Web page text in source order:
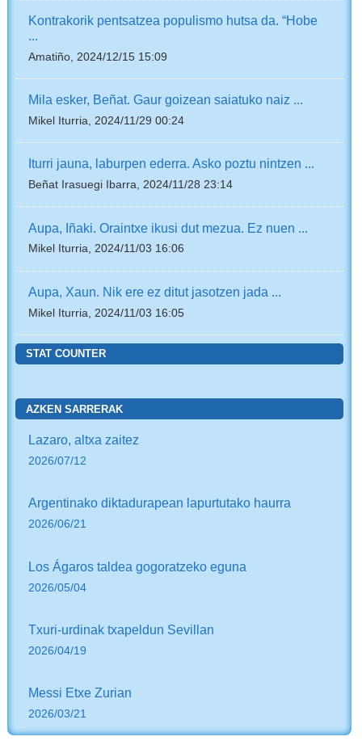
Kontrakorik pentsatzea populismo hutsa da. “Hobe
...
Amatiño, 2024/12/15 15:09
Mila esker, Beñat. Gaur goizean saiatuko naiz ...
Mikel Iturria, 2024/11/29 00:24
Iturri jauna, laburpen ederra. Asko poztu nintzen ...
Beñat Irasuegi Ibarra, 2024/11/28 23:14
Aupa, Iñaki. Oraintxe ikusi dut mezua. Ez nuen ...
Mikel Iturria, 2024/11/03 16:06
Aupa, Xaun. Nik ere ez ditut jasotzen jada ...
Mikel Iturria, 2024/11/03 16:05
STAT COUNTER
AZKEN SARRERAK
Lazaro, altxa zaitez
2026/07/12
Argentinako diktadurapean lapurtutako haurra
2026/06/21
Los Ágaros taldea gogoratzeko eguna
2026/05/04
Txuri-urdinak txapeldun Sevillan
2026/04/19
Messi Etxe Zurian
2026/03/21